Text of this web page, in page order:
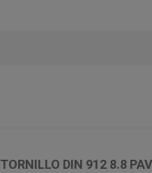
TORNILLO DIN 912 8.8